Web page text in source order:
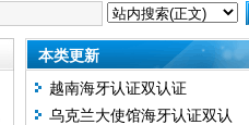
本类更新
越南海牙认证双认证
乌克兰大使馆海牙认证双认